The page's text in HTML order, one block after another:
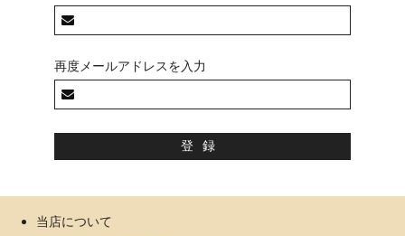
再度メールアドレスを入力
当店について